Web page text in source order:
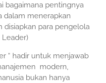
bagaimana pentingnya
dalam menerapkan
disiapkan para pengelola
Leader)
“ hadir untuk menjawab
modern,
bukan hanya